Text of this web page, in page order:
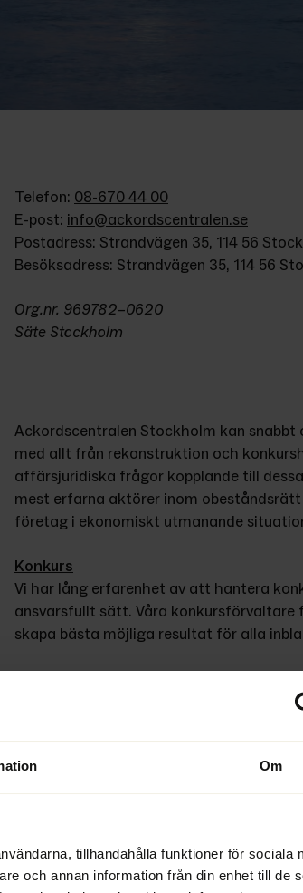
Om
tillhandahålla funktioner för sociala
och annan information från din enhet till de
Telefon: 08-670 44 00
E-post: info@ackordscentralen.se
Postadress: Strandvägen 35, 114 56
Besöksadress: Strandvägen 35, 114 56
Org.nr. 969782–0620
Säte Stockholm
Ackordscentralen Stockholm kan
med allt från rekonstruktion och
affärsjuridiska frågor kopplande till
mest erfarna aktörer inom
företag i ekonomiskt utmanande
Konkurs
Vi har lång erfarenhet av att hantera
ansvarsfullt sätt. Våra konkursförvaltare
skapa bästa möjliga resultat för alla
En företagsrekonstruktion kan ge ett
omstart och långsiktig lönsamhet. Våra
av att hjälpa företag i kris att hitta
Likvidation
När ett aktiebolag ska avvecklas utan
likvidatorer hjälpa till med processen. Vi
tvångsvisa likvidationer och säkerställer